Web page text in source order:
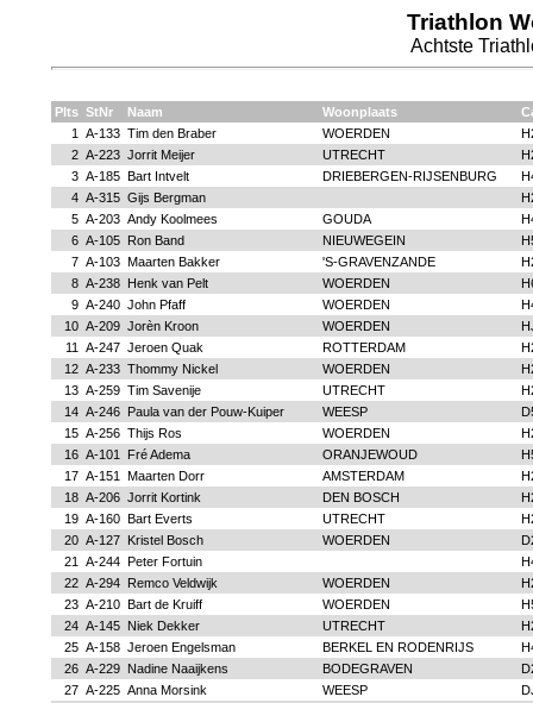
Triathlon
Achtste
Plts StNr Naam Woonplaats
1
A-133 Tim den Braber WOERDEN
2 A-223 Jorrit Meijer UTRECHT
3 A-185 Bart Intvelt DRIEBERGEN-RIJSENBURG
4 A-315 Gijs Bergman
5 A-203 Andy Koolmees GOUDA
6 A-105 Ron Band NIEUWEGEIN
7 A-103 Maarten Bakker 'S-GRAVENZANDE
8 A-238 Henk van Pelt WOERDEN
9 A-240 John Pfaff WOERDEN
10 A-209 Jorèn Kroon WOERDEN
11
A-247 Jeroen Quak ROTTERDAM
12 A-233 Thommy Nickel WOERDEN
13 A-259 Tim Savenije UTRECHT
14 A-246 Paula van der Pouw-Kuiper WEESP
15 A-256 Thijs Ros WOERDEN
16 A-101 Fré Adema ORANJEWOUD
17 A-151 Maarten Dorr AMSTERDAM
18 A-206 Jorrit Kortink DEN BOSCH
19 A-160 Bart Everts UTRECHT
20 A-127 Kristel Bosch WOERDEN
21
A-244 Peter Fortuin
22 A-294 Remco Veldwijk WOERDEN
23 A-210 Bart de Kruiff WOERDEN
24 A-145 Niek Dekker UTRECHT
25 A-158 Jeroen Engelsman BERKEL EN RODENRIJS
26 A-229 Nadine Naaijkens BODEGRAVEN
27 A-225 Anna Morsink WEESP